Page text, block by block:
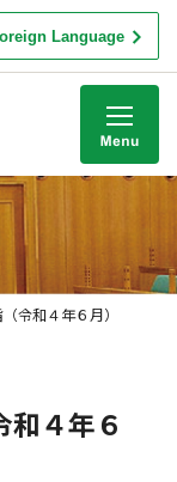
Language
令和４年６月）
４年６